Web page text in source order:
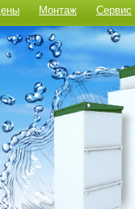
Монтаж Сервис